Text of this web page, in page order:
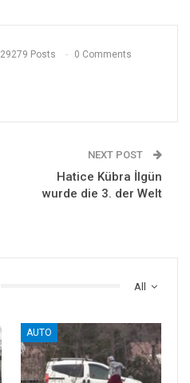
29279 Posts 0 Comments
NEXT POST
Hatice Kübra İlgün
wurde die 3. der Welt
All
AUTO